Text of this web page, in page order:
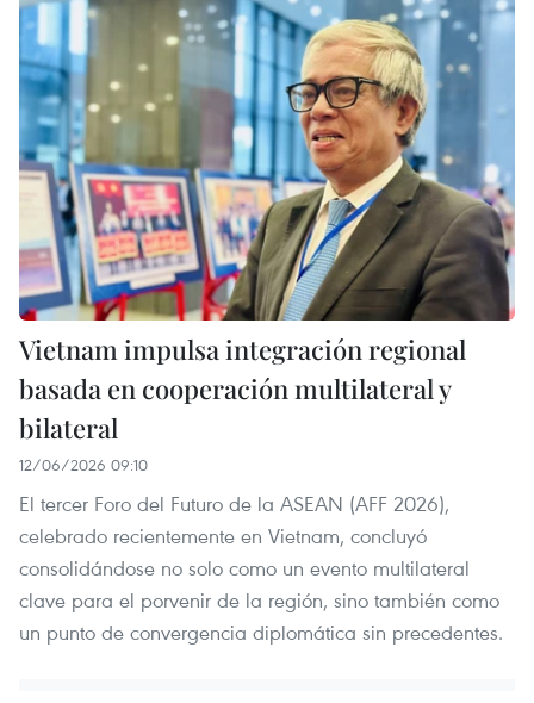
Vietnam impulsa integración regional
basada en cooperación multilateral y
bilateral
12/06/2026 09:10
El tercer Foro del Futuro de la ASEAN (AFF 2026),
celebrado recientemente en Vietnam, concluyó
consolidándose no solo como un evento multilateral
clave para el porvenir de la región, sino también como
un punto de convergencia diplomática sin precedentes.